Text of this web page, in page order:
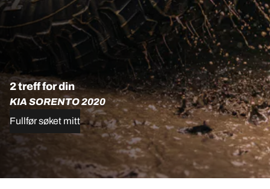
2 treff for din
KIA SORENTO 2020
Fullfør søket mitt